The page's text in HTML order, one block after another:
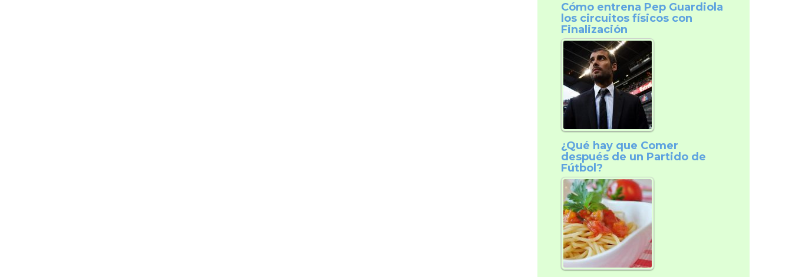
Cómo entrena Pep Guardiola
los circuitos físicos con
Finalización
¿Qué hay que Comer
después de un Partido de
Fútbol?